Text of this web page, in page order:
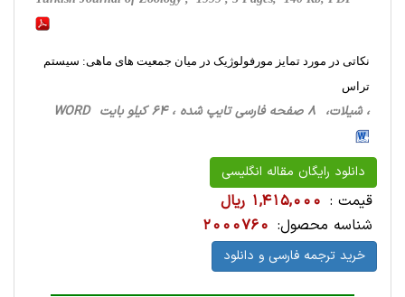
نکاتی در مورد تمایز مورفولوژیک در میان جمعیت های ماهی: سیستم
تراس
، شیلات، 8 صفحه فارسی تایپ شده ، 64 کیلو بایت WORD
دانلود رایگان مقاله انگلیسی
قیمت : 1,415,000 ریال
شناسه محصول: 2000760
خرید ترجمه فارسی و دانلود